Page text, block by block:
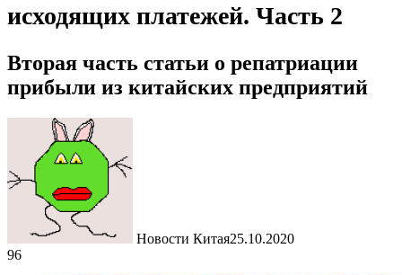
исходящих платежей. Часть 2
Вторая часть статьи о репатриации
прибыли из китайских предприятий
Новости Китая25.10.2020
96